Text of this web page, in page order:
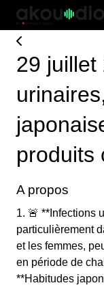
29 juillet
produits
A propos
1. 🚨 **Infections
particulièrement
et les femmes,
en période de
**Habitudes